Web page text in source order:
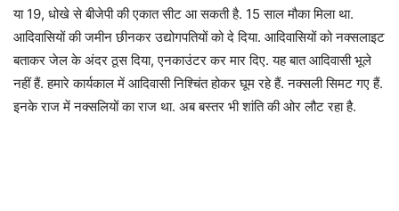
या 19, धोखे से बीजेपी की एकात सीट आ सकती है. 15 साल मौका मिला था.
आदिवासियों की जमीन छीनकर उद्योगपतियों को दे दिया. आदिवासियों को नक्सलाइट
बताकर जेल के अंदर ठूस दिया, एनकाउंटर कर मार दिए. यह बात आदिवासी भूले
नहीं हैं. हमारे कार्यकाल में आदिवासी निश्चिंत होकर घूम रहे हैं. नक्सली सिमट गए हैं.
इनके राज में नक्सलियों का राज था. अब बस्तर भी शांति की ओर लौट रहा है.